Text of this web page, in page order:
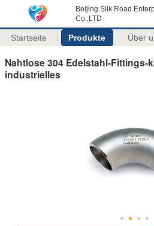
Beijing Silk Road
Co.,LTD
Startseite Produkte Über
Nahtlose 304 Edelstahl-
industrielles